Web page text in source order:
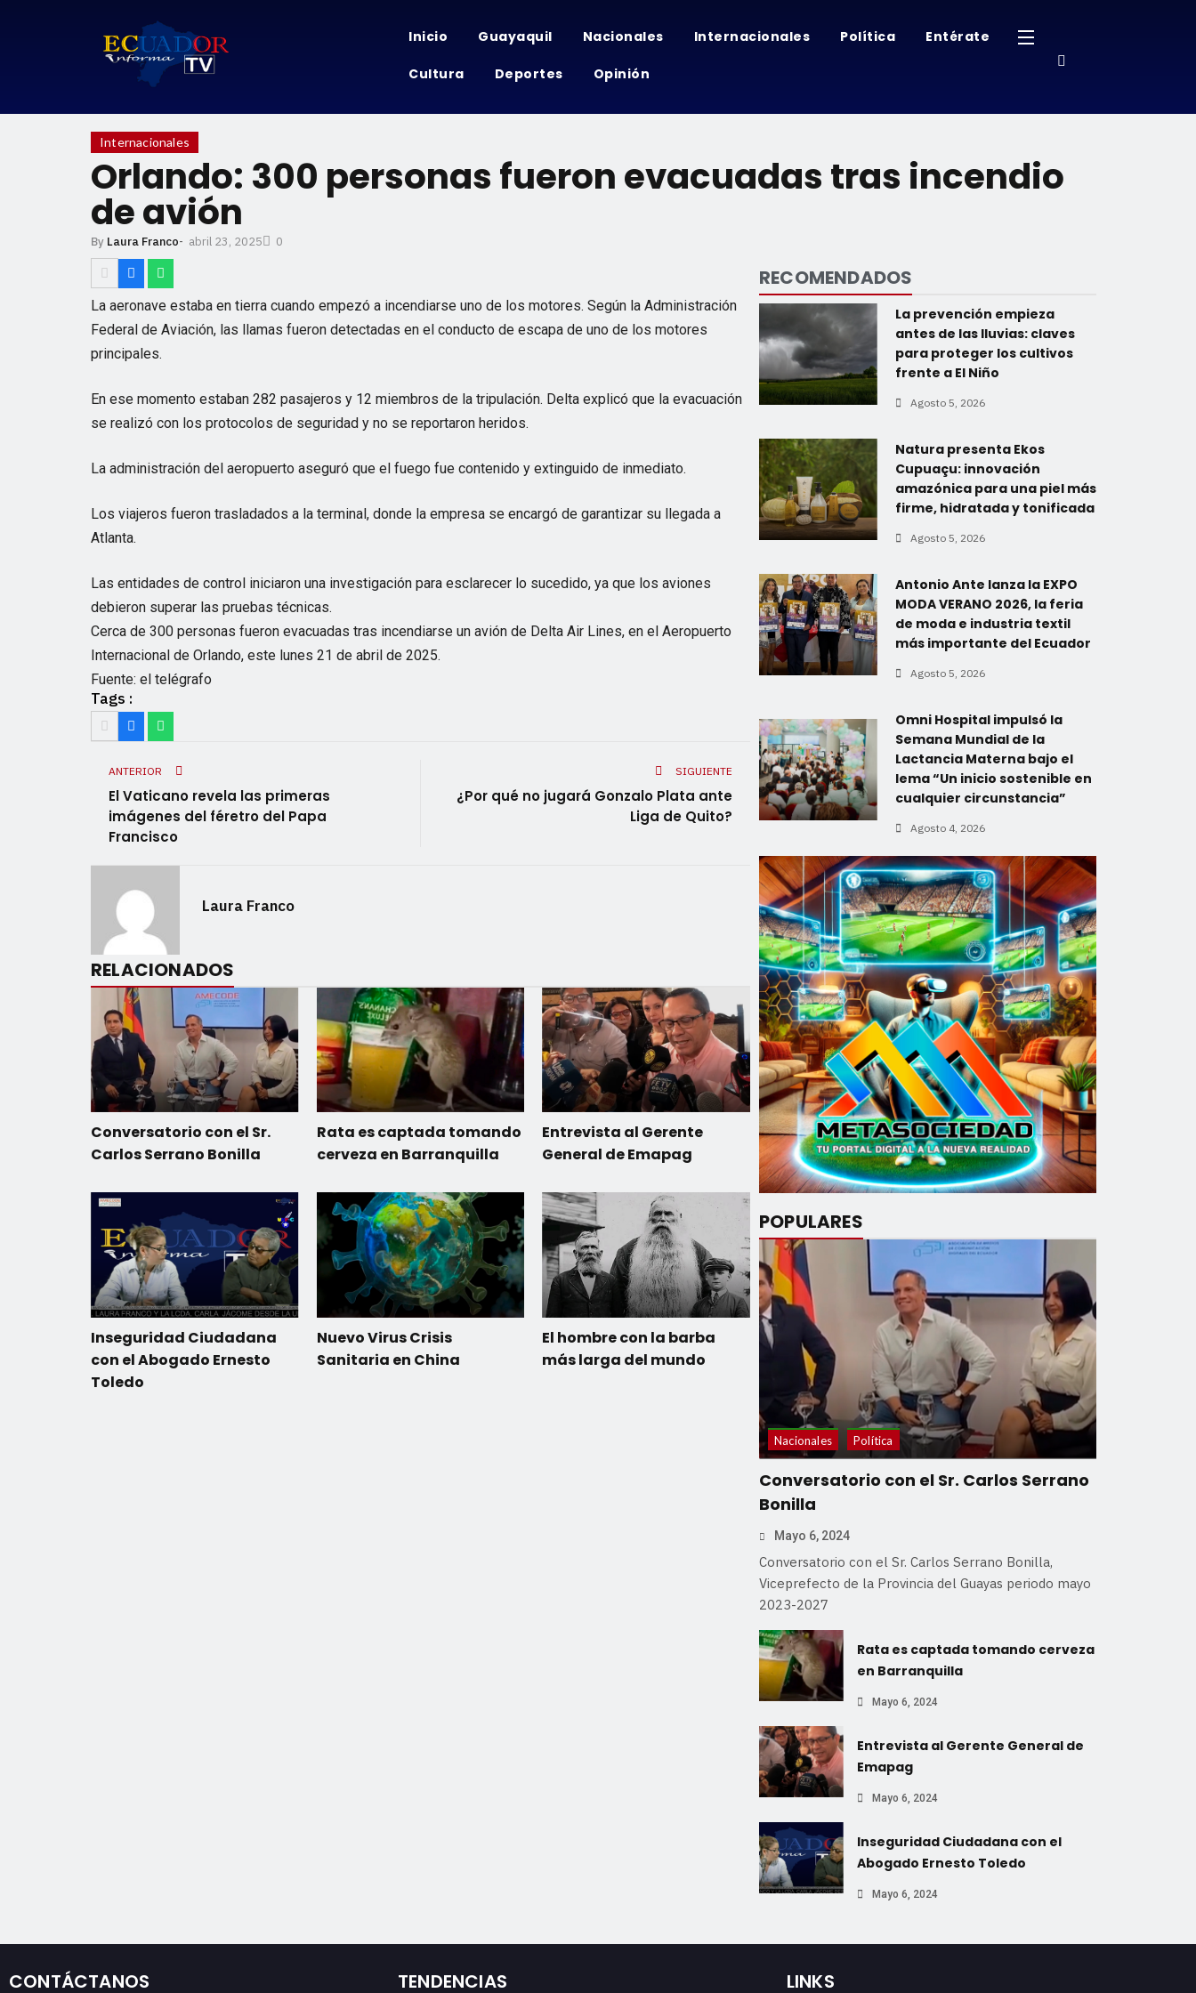
Inicio Guayaquil Nacionales Internacionales Política Entérate
Cultura Deportes Opinión
Internacionales
Orlando: 300 personas fueron evacuadas tras incendio
de avión
By Laura Franco- abril 23, 2025 0
La aeronave estaba en tierra cuando empezó a incendiarse uno de los motores. Según la Administración
Federal de Aviación, las llamas fueron detectadas en el conducto de escapa de uno de los motores
principales.
En ese momento estaban 282 pasajeros y 12 miembros de la tripulación. Delta explicó que la evacuación
se realizó con los protocolos de seguridad y no se reportaron heridos.
La administración del aeropuerto aseguró que el fuego fue contenido y extinguido de inmediato.
Los viajeros fueron trasladados a la terminal, donde la empresa se encargó de garantizar su llegada a
Atlanta.
Las entidades de control iniciaron una investigación para esclarecer lo sucedido, ya que los aviones
debieron superar las pruebas técnicas.
Cerca de 300 personas fueron evacuadas tras incendiarse un avión de Delta Air Lines, en el Aeropuerto
Internacional de Orlando, este lunes 21 de abril de 2025.
Fuente: el telégrafo
Tags :
ANTERIOR
El Vaticano revela las primeras
imágenes del féretro del Papa
Francisco
SIGUIENTE
¿Por qué no jugará Gonzalo Plata ante
Liga de Quito?
Laura Franco
RELACIONADOS
Conversatorio con el Sr.
Carlos Serrano Bonilla
Rata es captada tomando
cerveza en Barranquilla
Entrevista al Gerente
General de Emapag
Inseguridad Ciudadana
con el Abogado Ernesto
Toledo
Nuevo Virus Crisis
Sanitaria en China
El hombre con la barba
más larga del mundo
RECOMENDADOS
La prevención empieza
antes de las lluvias: claves
para proteger los cultivos
frente a El Niño
Agosto 5, 2026
Natura presenta Ekos
Cupuaçu: innovación
amazónica para una piel más
firme, hidratada y tonificada
Agosto 5, 2026
Antonio Ante lanza la EXPO
MODA VERANO 2026, la feria
de moda e industria textil
más importante del Ecuador
Agosto 5, 2026
Omni Hospital impulsó la
Semana Mundial de la
Lactancia Materna bajo el
lema “Un inicio sostenible en
cualquier circunstancia”
Agosto 4, 2026
POPULARES
Nacionales Política
Conversatorio con el Sr. Carlos Serrano
Bonilla
Mayo 6, 2024
Conversatorio con el Sr. Carlos Serrano Bonilla,
Viceprefecto de la Provincia del Guayas periodo mayo
2023-2027
Rata es captada tomando cerveza
en Barranquilla
Mayo 6, 2024
Entrevista al Gerente General de
Emapag
Mayo 6, 2024
Inseguridad Ciudadana con el
Abogado Ernesto Toledo
Mayo 6, 2024
CONTÁCTANOS TENDENCIAS LINKS